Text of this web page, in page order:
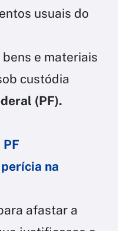
usuais do
e materiais
custódia
(PF).
na
afastar a